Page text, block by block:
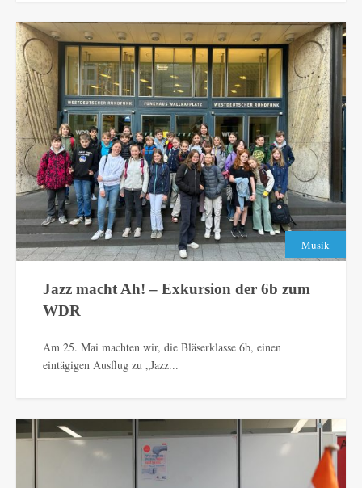
Musik
Jazz macht Ah! – Exkursion der 6b zum
WDR
Am 25. Mai machten wir, die Bläserklasse 6b, einen
eintägigen Ausflug zu „Jazz...